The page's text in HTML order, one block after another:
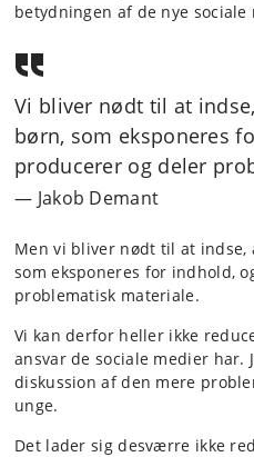
betydningen af de nye
Vi bliver nødt til at
børn, som eksponeres
producerer og deler
Jakob Demant
Men vi bliver nødt til at indse,
som eksponeres for indhold,
problematisk materiale.
Vi kan derfor heller ikke
ansvar de sociale medier har.
diskussion af den mere
unge.
Det lader sig desværre ikke